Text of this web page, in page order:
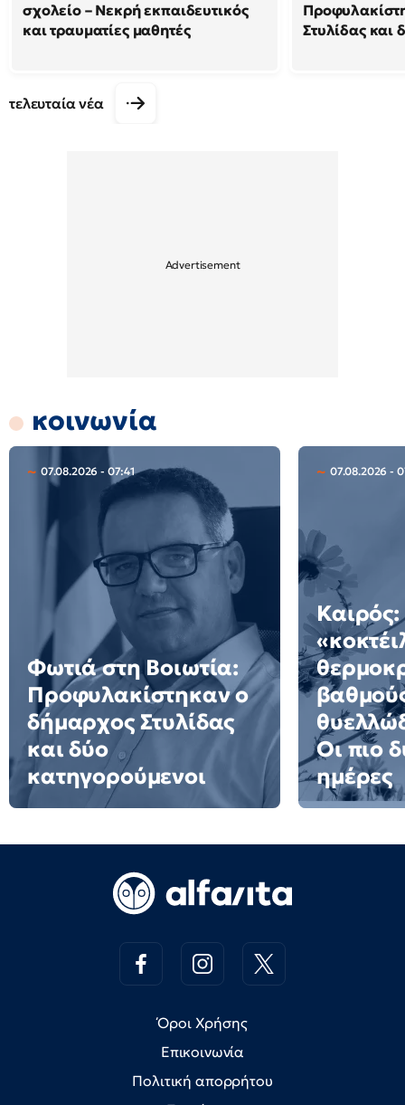
σχολείο – Νεκρή εκπαιδευτικός
και τραυματίες μαθητές
Στυλίδας και
τελευταία νέα
κοινωνία
07.08.2026 - 07:41
Φωτιά στη Βοιωτία:
Προφυλακίστηκαν ο
δήμαρχος Στυλίδας
και δύο
κατηγορούμενοι
07.08.2026 -
Καιρός:
Οι πιο
ημέρες
Όροι Χρήσης
Επικοινωνία
Πολιτική απορρήτου